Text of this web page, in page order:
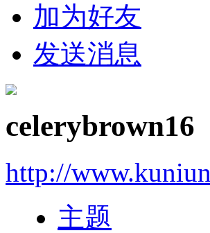
加为好友
发送消息
celerybrown16
http://
主题